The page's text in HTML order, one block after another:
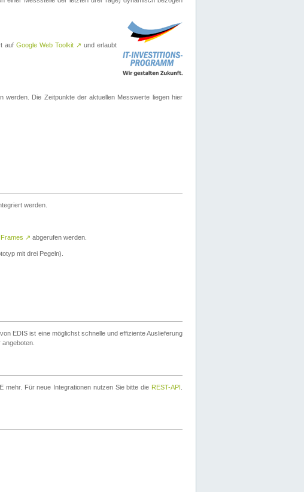
auf Google Web Toolkit ↗ und erlaubt
werden. Die Zeitpunkte der aktuellen Messwerte liegen hier
werden.
IFrames ↗ abgerufen werden.
mit drei Pegeln).
EDIS ist eine möglichst schnelle und effiziente Auslieferung
mehr. Für neue Integrationen nutzen Sie bitte die REST-API